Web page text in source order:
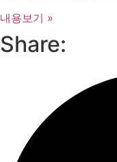
내용보기 »
Share: